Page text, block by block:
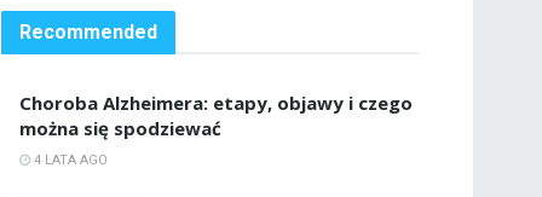
Recommended
Choroba Alzheimera: etapy, objawy i czego
można się spodziewać
4 LATA AGO